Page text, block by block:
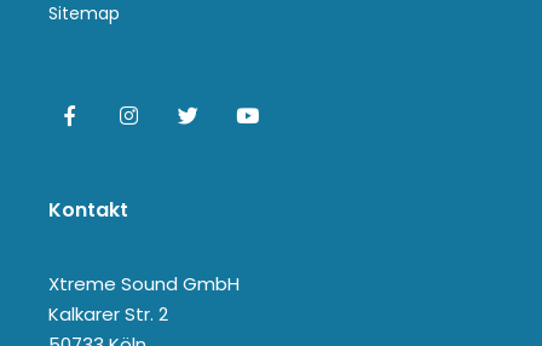
Sitemap
Kontakt
Xtreme Sound GmbH
Kalkarer Str. 2